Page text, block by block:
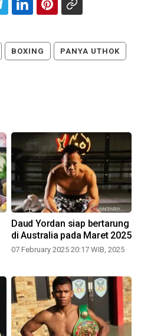
BOXING PANYA UTHOK
Daud Yordan siap bertarung
di Australia pada Maret 2025
07 February 2025 20:17 WIB, 2025